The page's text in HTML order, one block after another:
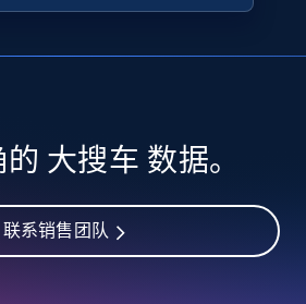
name, Biography, Is verified,
External link, and more.
大搜车 数据。
联系销售团队